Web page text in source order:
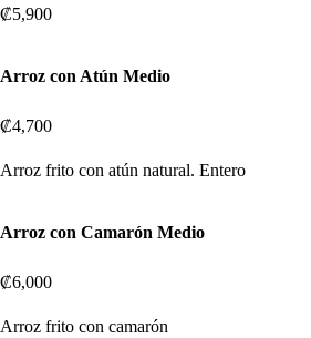
₡5,900
Arroz con Atún Medio
₡4,700
Arroz frito con atún natural. Entero
Arroz con Camarón Medio
₡6,000
Arroz frito con camarón